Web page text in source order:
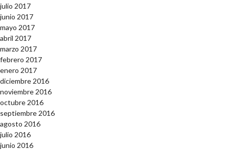
julio 2017
junio 2017
mayo 2017
abril 2017
marzo 2017
febrero 2017
enero 2017
diciembre 2016
noviembre 2016
octubre 2016
septiembre 2016
agosto 2016
julio 2016
junio 2016